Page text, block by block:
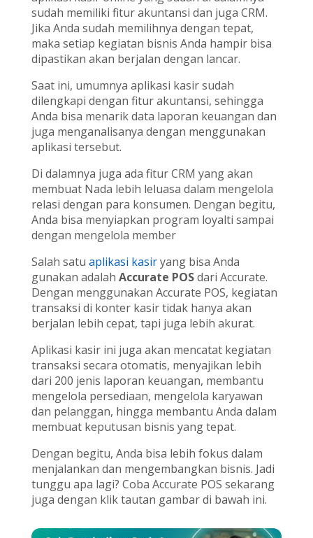
sudah memiliki fitur akuntansi dan juga CRM.
Jika Anda sudah memilihnya dengan tepat,
maka setiap kegiatan bisnis Anda hampir bisa
dipastikan akan berjalan dengan lancar.
Saat ini, umumnya aplikasi kasir sudah
dilengkapi dengan fitur akuntansi, sehingga
Anda bisa menarik data laporan keuangan dan
juga menganalisanya dengan menggunakan
aplikasi tersebut.
Di dalamnya juga ada fitur CRM yang akan
membuat Nada lebih leluasa dalam mengelola
relasi dengan para konsumen. Dengan begitu,
Anda bisa menyiapkan program loyalti sampai
dengan mengelola member
Salah satu aplikasi kasiryang bisa Anda
gunakan adalah Accurate POSdari Accurate.
Dengan menggunakan Accurate POS, kegiatan
transaksi di konter kasir tidak hanya akan
berjalan lebih cepat, tapi juga lebih akurat.
Aplikasi kasir ini juga akan mencatat kegiatan
transaksi secara otomatis, menyajikan lebih
dari 200 jenis laporan keuangan, membantu
mengelola persediaan, mengelola karyawan
dan pelanggan, hingga membantu Anda dalam
membuat keputusan bisnis yang tepat.
Dengan begitu, Anda bisa lebih fokus dalam
menjalankan dan mengembangkan bisnis. Jadi
tunggu apa lagi? Coba Accurate POS sekarang
juga dengan klik tautan gambar di bawah ini.